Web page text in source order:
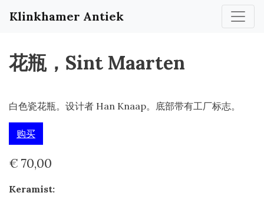
Klinkhamer Antiek
花瓶，Sint Maarten
白色瓷花瓶。设计者 Han Knaap。底部带有工厂标志。
购买
€ 70,00
Keramist: